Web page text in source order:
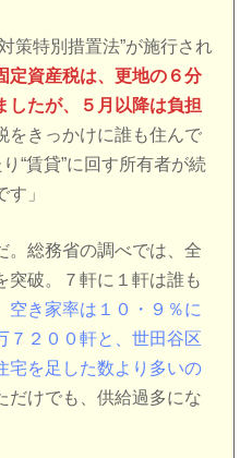
策特別措置法”が施行され
定資産税は、更地の６分
したが、５月以降は負担
をきっかけに誰も住んで
“賃貸”に回す所有者が続
」
総務省の調べでは、全
突破。７軒に１軒は誰も
空き家率は１０・９％に
７２００軒と、世田谷区
宅を足した数より多いの
だけでも、供給過多にな